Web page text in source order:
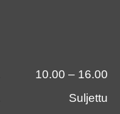
10.00 – 16.00
Suljettu